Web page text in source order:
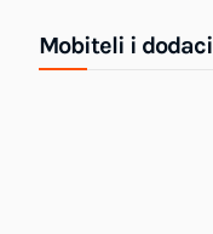
Mobiteli i dodaci